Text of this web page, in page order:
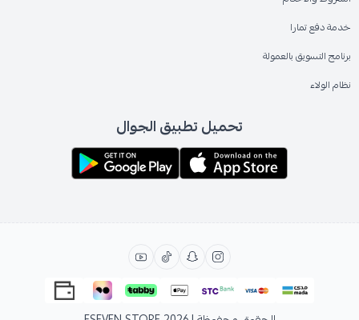
خدمة دفع تمارا
برنامج التسويق بالعمولة
نظام الولاء
تحميل تطبيق الجوال